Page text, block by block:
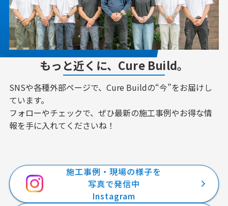
もっと近くに、Cure Build。
SNSや各種外部ページで、Cure Buildの“今”をお届けし
ています。
フォローやチェックで、ぜひ最新の施工事例やお得な情
報を手に入れてくださいね！
施工事例・現場の様子を
写真で発信中
Instagram